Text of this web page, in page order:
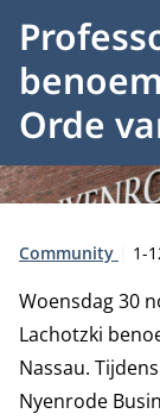
Orde
Type:
Community 1-
Woensdag 30
Lachotzki
Nassau.
Nyenrode